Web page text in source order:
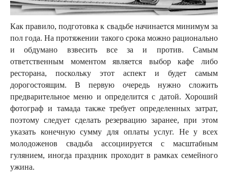
Как правило, подготовка к свадьбе начинается минимум за
пол года. На протяжении такого срока можно рационально
и обдумано взвесить все за и против. Самым
ответственным моментом является выбор кафе либо
ресторана, поскольку этот аспект и будет самым
дорогостоящим. В первую очередь нужно сложить
предварительное меню и определится с датой. Хороший
фотограф и тамада также требует определенных затрат,
поэтому следует сделать резервацию заранее, при этом
указать конечную сумму для оплаты услуг. Не у всех
молодоженов свадьба ассоциируется с масштабным
гулянием, иногда праздник проходит в рамках семейного
ужина.